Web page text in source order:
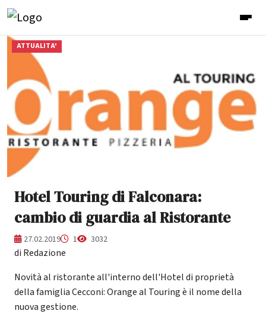
ATTUALITA'
Hotel Touring di Falconara:
cambio di guardia al Ristorante
27.02.2019 1 3032
di Redazione
Novità al ristorante all'interno dell'Hotel di proprietà
della famiglia Cecconi: Orange al Touring è il nome della
nuova gestione.